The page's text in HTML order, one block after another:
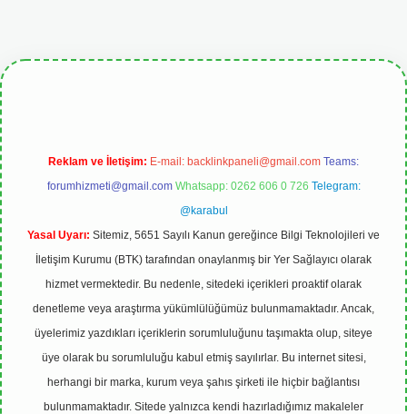
Reklam ve İletişim: E-mail: backlinkpaneli@gmail.com Teams:
forumhizmeti@gmail.com Whatsapp: 0262 606 0 726 Telegram:
@karabul
Yasal Uyarı: Sitemiz, 5651 Sayılı Kanun gereğince Bilgi Teknolojileri ve
İletişim Kurumu (BTK) tarafından onaylanmış bir Yer Sağlayıcı olarak
hizmet vermektedir. Bu nedenle, sitedeki içerikleri proaktif olarak
denetleme veya araştırma yükümlülüğümüz bulunmamaktadır. Ancak,
üyelerimiz yazdıkları içeriklerin sorumluluğunu taşımakta olup, siteye
üye olarak bu sorumluluğu kabul etmiş sayılırlar. Bu internet sitesi,
herhangi bir marka, kurum veya şahıs şirketi ile hiçbir bağlantısı
bulunmamaktadır. Sitede yalnızca kendi hazırladığımız makaleler